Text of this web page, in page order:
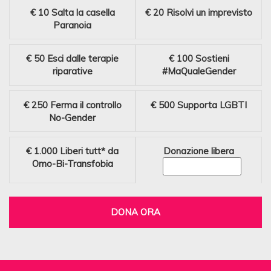
€ 10 Salta la casella
Paranoia
€ 20 Risolvi un imprevisto
€ 50 Esci dalle terapie
riparative
€ 100 Sostieni
#MaQualeGender
€ 250 Ferma il controllo
No-Gender
€ 500 Supporta LGBTI
€ 1.000 Liberi tutt* da
Omo-Bi-Transfobia
Donazione libera
DONA ORA